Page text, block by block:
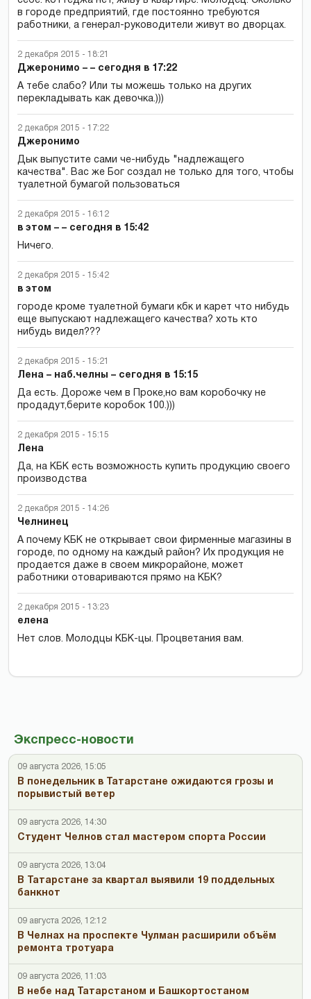
Экспресс-новости
09 августа 2026, 15:05
В понедельник в Татарстане ожидаются грозы и
порывистый ветер
09 августа 2026, 14:30
Студент Челнов стал мастером спорта России
09 августа 2026, 13:04
В Татарстане за квартал выявили 19 поддельных
банкнот
09 августа 2026, 12:12
В Челнах на проспекте Чулман расширили объём
ремонта тротуара
09 августа 2026, 11:03
В небе над Татарстаном и Башкортостаном
в городе предприятий, где постоянно требуются
работники, а генерал-руководители живут во дворцах.
2 декабря 2015 - 18:21
Джеронимо – – сегодня в 17:22
А тебе слабо? Или ты можешь только на других
перекладывать как девочка.)))
2 декабря 2015 - 17:22
Джеронимо
Дык выпустите сами че-нибудь "надлежащего
качества". Вас же Бог создал не только для того, чтобы
туалетной бумагой пользоваться
2 декабря 2015 - 16:12
в этом – – сегодня в 15:42
Ничего.
2 декабря 2015 - 15:42
в этом
городе кроме туалетной бумаги кбк и карет что нибудь
еще выпускают надлежащего качества? хоть кто
нибудь видел???
2 декабря 2015 - 15:21
Лена – наб.челны – сегодня в 15:15
Да есть. Дороже чем в Проке,но вам коробочку не
продадут,берите коробок 100.)))
2 декабря 2015 - 15:15
Лена
Да, на КБК есть возможность купить продукцию своего
производства
2 декабря 2015 - 14:26
Челнинец
А почему КБК не открывает свои фирменные магазины в
городе, по одному на каждый район? Их продукция не
продается даже в своем микрорайоне, может
работники отовариваются прямо на КБК?
2 декабря 2015 - 13:23
елена
Нет слов. Молодцы КБК-цы. Процветания вам.